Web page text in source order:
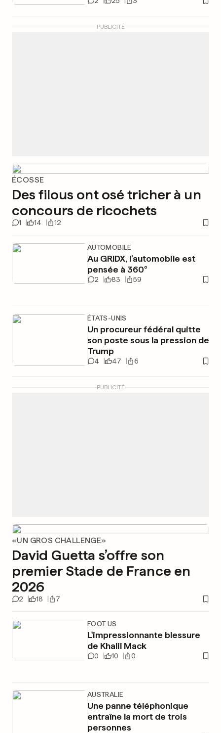
PUBLICITÉ
ÉCOSSE
Des filous ont osé tricher à un
concours de ricochets
1 14 12
AUTOMOBILE
Au GRIDX, l’automobile est
pensée à 360°
2 83 59
ÉTATS-UNIS
Un procureur fédéral quitte
son poste sous la pression de
Trump
4 47 6
PUBLICITÉ
«UN GROS CHALLENGE»
David Guetta s’offre son
premier Stade de France en
2026
2 18 7
FOOT US
L'impressionnante blessure
de Khalil Mack
0 10 0
AUSTRALIE
Une panne téléphonique
entraîne la mort de trois
personnes